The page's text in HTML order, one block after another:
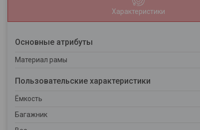
Характеристики
Основные атрибуты
Материал рамы
Пользовательские характеристики
Ёмкость
Багажник